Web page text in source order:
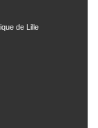
de Lille